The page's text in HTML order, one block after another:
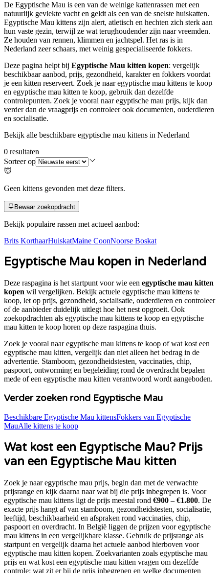
De Egyptische Mau is een van de weinige kattenrassen met een
natuurlijk gevlekte vacht en geldt als een van de snelste huiskatten.
Egyptische Mau kittens zijn alert, atletisch en hechten zich sterk aan
hun vaste gezin, terwijl ze wat terughoudender zijn naar vreemden.
Ze houden van rennen, klimmen en jachtspel. Het ras is in
Nederland zeer schaars, met weinig gespecialiseerde fokkers.
Deze pagina helpt bij Egyptische Mau kitten kopen: vergelijk
beschikbaar aanbod, prijs, gezondheid, karakter en fokkers voordat
je een kitten reserveert. Zoek je naaregyptische mau kittens te koop
en egyptische mau kitten te koop, gebruik dan dezelfde
controlepunten. Zoek je vooral naar egyptische mau prijs, kijk dan
verder dan de vraagprijs en controleer ook documenten, ouderdieren
en socialisatie.
Bekijk alle beschikbare egyptische mau kittens in Nederland
0 resultaten
Sorteer op
Geen kittens gevonden met deze filters.
Bewaar zoekopdracht
Bekijk populaire rassen met actueel aanbod:
Brits KorthaarHuiskatMaine CoonNoorse Boskat
Egyptische Mau kopen in Nederland
Deze raspagina is het startpunt voor wie een egyptische mau kitten
kopen wil vergelijken. Bekijk actuele egyptische mau kittens te
koop, let op prijs, gezondheid, socialisatie, ouderdieren en controleer
of de aanbieder duidelijk uitlegt hoe het nest opgroeit. Ook
zoekopdrachten als egyptische mau kittens te koop en egyptische
mau kitten te koop horen op deze raspagina thuis.
Zoek je vooral naar egyptische mau kittens te koop of wat kost een
egyptische mau kitten, vergelijk dan niet alleen het bedrag in de
advertentie. Stamboom, gezondheidstesten, vaccinaties, chip,
paspoort, ontworming en begeleiding rond de overdracht bepalen
mede of een egyptische mau kitten verantwoord wordt aangeboden.
Verder zoeken rond Egyptische Mau
Beschikbare Egyptische Mau kittensFokkers van Egyptische
MauAlle kittens te koop
Wat kost een Egyptische Mau? Prijs
van een Egyptische Mau kitten
Zoek je naaregyptische mau prijs, begin dan met de verwachte
prijsrange en kijk daarna naar wat bij die prijs inbegrepen is. Voor
egyptische mau kittens ligt de prijs meestal rond €900 – €1.800. De
exacte prijs hangt af van stamboom, gezondheidstesten, socialisatie,
leeftijd, beschikbaarheid en afspraken rond vaccinaties, chip,
paspoort en overdracht. In België liggen de prijzen voor egyptische
mau kittens in een vergelijkbare klasse. Gebruik de prijsrange als
startpunt en vergelijk daarna het actuele aanbod hierboven voor
egyptische mau kitten kopen. Zoekvarianten zoals egyptische mau
prijs en wat kost een egyptische mau kitten vragen om dezelfde
controle: wat zit er bij de prijs inbegrepen en welke documenten